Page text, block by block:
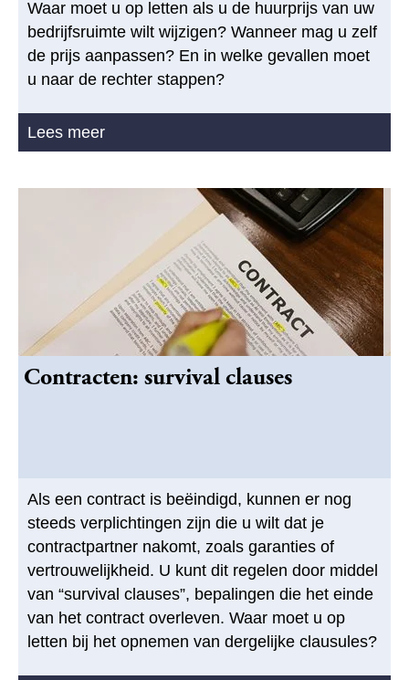
Waar moet u op letten als u de huurprijs van uw
bedrijfsruimte wilt wijzigen? Wanneer mag u zelf
de prijs aanpassen? En in welke gevallen moet
u naar de rechter stappen?
Lees meer
Contracten: survival clauses
Als een contract is beëindigd, kunnen er nog
steeds verplichtingen zijn die u wilt dat je
contractpartner nakomt, zoals garanties of
vertrouwelijkheid. U kunt dit regelen door middel
van “survival clauses”, bepalingen die het einde
van het contract overleven. Waar moet u op
letten bij het opnemen van dergelijke clausules?